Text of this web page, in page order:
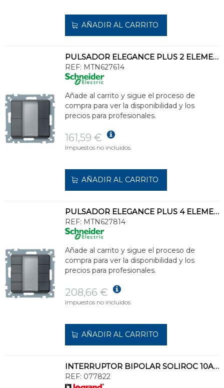
AÑADIR AL CARRITO
PULSADOR ELEGANCE PLUS 2 ELEMENTOS ANTRACITA
REF: MTN627614
Añade al carrito y sigue el proceso de
compra para ver la disponibilidad y los
precios para profesionales.
161,59 €
Impuestos no incluidos.
AÑADIR AL CARRITO
PULSADOR ELEGANCE PLUS 4 ELEMENTOS ANTRACITA
REF: MTN627814
Añade al carrito y sigue el proceso de
compra para ver la disponibilidad y los
precios para profesionales.
208,66 €
Impuestos no incluidos.
AÑADIR AL CARRITO
INTERRUPTOR BIPOLAR SOLIROC 10AX, 250V
REF: 077822